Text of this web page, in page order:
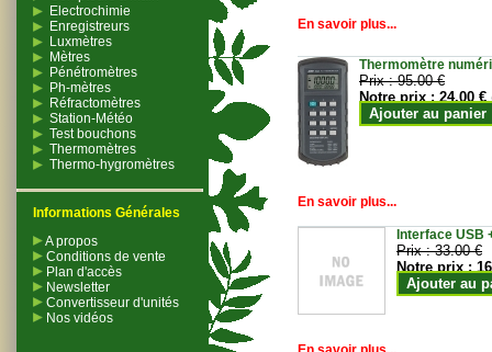
Electrochimie
Enregistreurs
Luxmètres
Mètres
Pénétromètres
Ph-mètres
Réfractomètres
Station-Météo
Test bouchons
Thermomètres
Thermo-hygromètres
Informations Générales
A propos
Conditions de vente
Plan d'accès
Newsletter
Convertisseur d'unités
Nos vidéos
En savoir plus...
Thermomètre
Prix :95.00 €
Notre prix :24.00 €
Ajouter au panier
En savoir plus...
Interface USB
Prix :33.00 €
Notre prix :
Ajouter au